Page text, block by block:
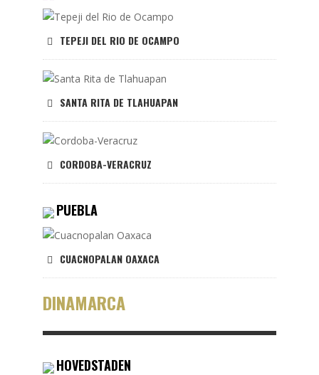
TEPEJI DEL RIO DE OCAMPO
SANTA RITA DE TLAHUAPAN
CORDOBA-VERACRUZ
PUEBLA
CUACNOPALAN OAXACA
DINAMARCA
HOVEDSTADEN